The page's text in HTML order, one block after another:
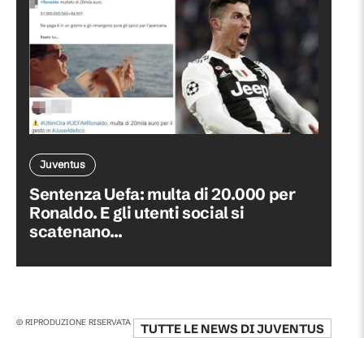
Juventus
Sentenza Uefa: multa di 20.000 per
Ronaldo. E gli utenti social si
scatenano...
© RIPRODUZIONE RISERVATA TUTTE LE NEWS DIJUVENTUS